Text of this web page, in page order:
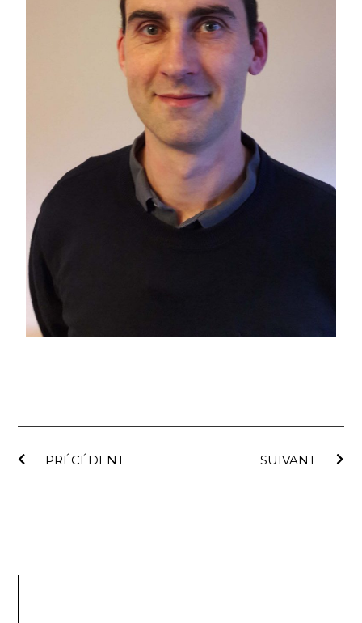
PRÉCÉDENT SUIVANT